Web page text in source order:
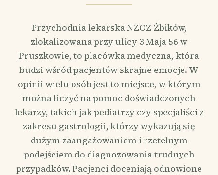
Przychodnia lekarska NZOZ Żbików,
zlokalizowana przy ulicy 3 Maja 56 w
Pruszkowie, to placówka medyczna, która
budzi wśród pacjentów skrajne emocje. W
opinii wielu osób jest to miejsce, w którym
można liczyć na pomoc doświadczonych
lekarzy, takich jak pediatrzy czy specjaliści z
zakresu gastrologii, którzy wykazują się
dużym zaangażowaniem i rzetelnym
podejściem do diagnozowania trudnych
przypadków. Pacjenci doceniają odnowione